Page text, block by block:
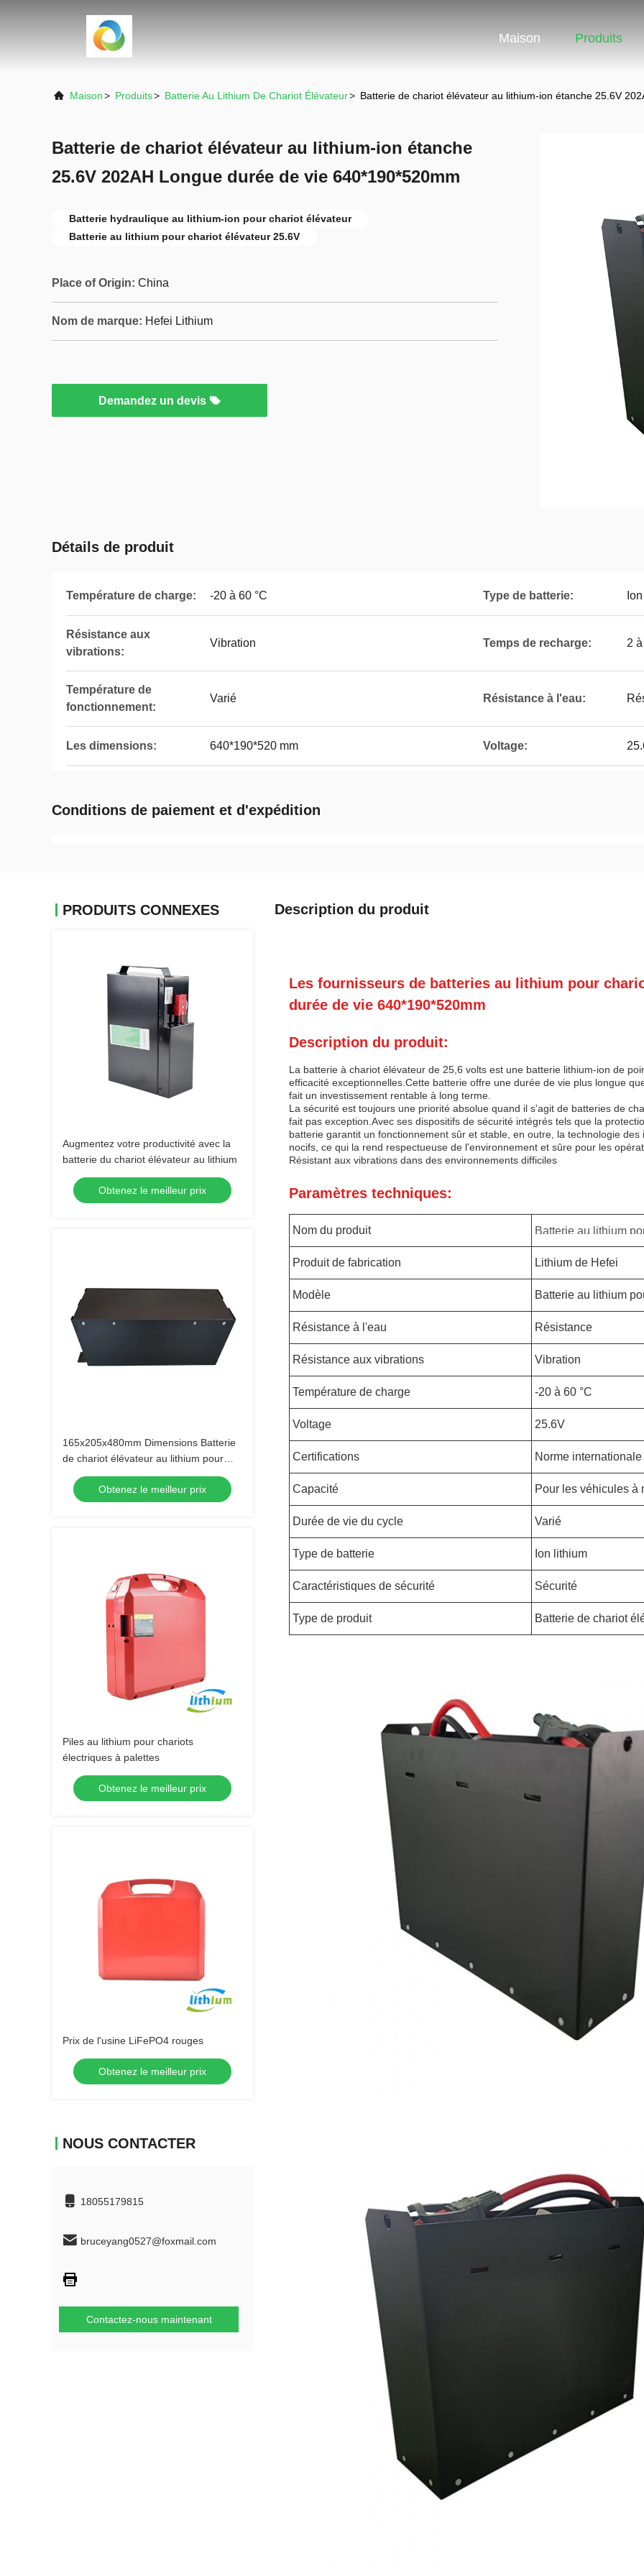
Maison Produits
Maison> Produits> Batterie Au Lithium De Chariot Élévateur> Batterie de chariot élévateur au lithium-ion étanche 25.6V
Batterie de chariot élévateur au lithium-ion étanche
25.6V 202AH Longue durée de vie 640*190*520mm
Batterie hydraulique au lithium-ion pour chariot élévateur
Batterie au lithium pour chariot élévateur 25.6V
Place of Origin: China
Nom de marque: Hefei Lithium
Demandez un devis
Détails de produit
Température de charge: -20 à 60 °C Type de batterie:
Résistance aux
vibrations:
Vibration Temps de recharge: 2
Température de
fonctionnement:
Varié Résistance à l'eau:
Les dimensions: 640*190*520 mm Voltage:
Conditions de paiement et d'expédition
PRODUITS CONNEXES
Augmentez votre productivité avec la
batterie du chariot élévateur au lithium
Obtenez le meilleur prix
165x205x480mm Dimensions Batterie
de chariot élévateur au lithium pour
applications lourdes
Obtenez le meilleur prix
Piles au lithium pour chariots
électriques à palettes
Obtenez le meilleur prix
Prix de l'usine LiFePO4 rouges
Obtenez le meilleur prix
NOUS CONTACTER
18055179815
bruceyang0527@foxmail.com
Contactez-nous maintenant
Description du produit
Les fournisseurs de batteries au lithium pour
durée de vie 640*190*520mm
Description du produit:
La batterie à chariot élévateur de 25,6 volts est une batterie lithium-ion de
efficacité exceptionnelles.Cette batterie offre une durée de vie plus longue
fait un investissement rentable à long terme.
La sécurité est toujours une priorité absolue quand il s'agit de batteries de
fait pas exception.Avec ses dispositifs de sécurité intégrés tels que la
batterie garantit un fonctionnement sûr et stable, en outre, la technologie
nocifs, ce qui la rend respectueuse de l'environnement et sûre pour les
Résistant aux vibrations dans des environnements difficiles
Paramètres techniques:
Nom du produit Batterie au lithium
élévateur
Produit de fabrication Lithium de Hefei
Modèle Batterie au lithium
Résistance à l'eau Résistance
Résistance aux vibrations Vibration
Température de charge -20 à 60 °C
Voltage 25.6V
Certifications Norme internationale
Capacité Pour les véhicules à
Durée de vie du cycle Varié
Type de batterie Ion lithium
Caractéristiques de sécurité Sécurité
Type de produit Batterie de chariot